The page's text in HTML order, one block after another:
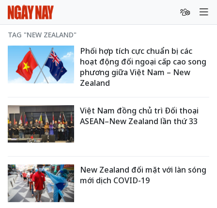
TAG "NEW ZEALAND"
Phối hợp tích cực chuẩn bị các
hoạt động đối ngoại cấp cao song
phương giữa Việt Nam – New
Zealand
Việt Nam đồng chủ trì Đối thoại
ASEAN–New Zealand lần thứ 33
New Zealand đối mặt với làn sóng
mới dịch COVID-19